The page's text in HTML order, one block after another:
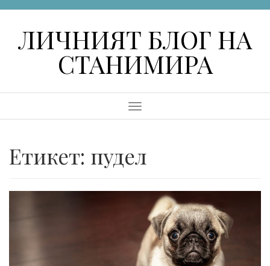
ЛИЧНИЯТ БЛОГ НА
СТАНИМИРА
Menu
Етикет: пудел